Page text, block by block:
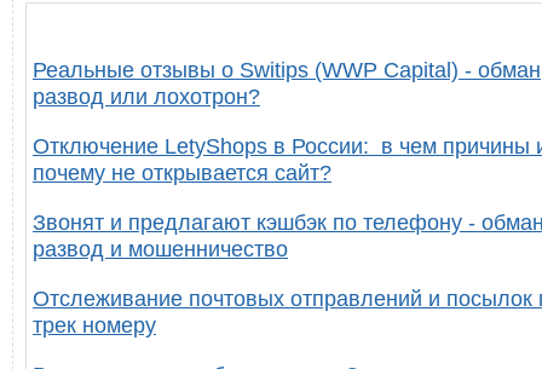
Реальные отзывы о Switips (WWP Capital) -
развод или лохотрон?
Отключение LetyShops в России: в чем причины
почему не открывается сайт?
Звонят и предлагают кэшбэк по телефону -
развод и мошенничество
Отслеживание почтовых отправлений и посылок
трек номеру